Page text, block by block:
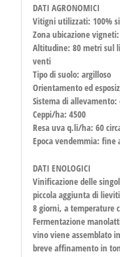
DATI AGRONOMICI
Vitigni utilizzati: 100%
Zona ubicazione
Altitudine: 80 metri sul
venti
Tipo di suolo: argilloso
Orientamento ed
Sistema di allevamento:
Ceppi/ha: 4500
Resa uva q.li/ha: 60
Epoca vendemmia: fine
DATI ENOLOGICI
Vinificazione delle
piccola aggiunta di
8 giorni, a temperature
Fermentazione
vino viene assemblato
breve affinamento in